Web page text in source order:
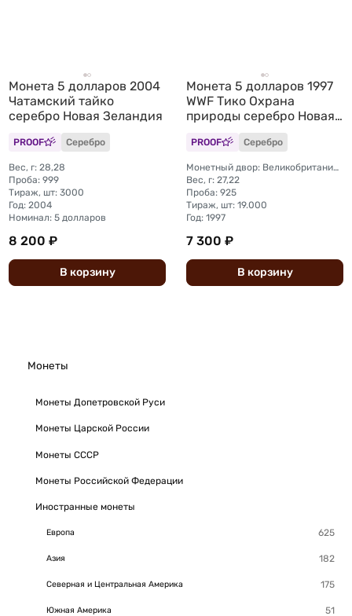
Монеты
Монеты Допетровской Руси
Монеты Царской России
Монеты СССР
Монеты Российской Федерации
Иностранные монеты
Европа
Азия
Северная и Центральная Америка
Южная Америка
Монета 5 долларов 2004
Чатамский тайко
серебро Новая Зеландия
PROOF Серебро
Вес, г: 28,28
Проба: 999
Тираж, шт: 3000
Год: 2004
Номинал: 5 долларов
8 200 ₽
В корзину
Монета 5 долларов 1997
WWF Тико Охрана
природы серебро Новая
Зеландия
PROOF Серебро
Монетный двор: Великобритания, Ллантризант
Вес, г: 27,22
Проба: 925
Тираж, шт: 19.000
Год: 1997
7 300 ₽
В корзину